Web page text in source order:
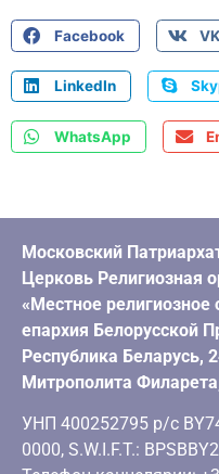
Facebook VK
LinkedIn
WhatsApp
Московский
Церковь Религиозная
«Местное
епархия Белорусской
Республика Беларусь,
Митрополита
УНП 400252795 р/с
0000, S.W.I.F.T.: